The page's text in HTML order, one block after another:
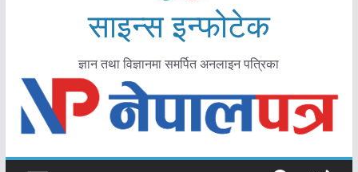
आकर्षण बढ्दै
साइन्स इन्फोटेक
ज्ञान तथा विज्ञानमा समर्पित अनलाइन पत्रिका